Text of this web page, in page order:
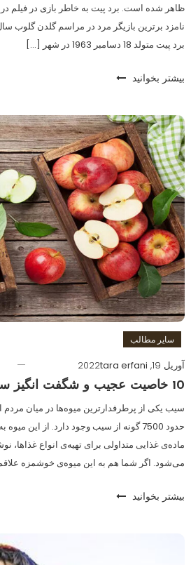
ظاهر شده است. برد پیت به خاطر بازی در فیلم
برد پیت متولد 18 دسامبر 1963 در شهر […]
بیشتر بخوانید
سایر مطالب
آوریل 19, 2022
tara erfani
10 خاصیت عجیب و شگفت انگیز سیب که نمیدانستید
سیب یکی از پرطرفدارترین میوه‌ها در میان
حدود 7500 گونه از سیب وجود دارد. از این
ماده‌ی غذایی متداولی برای تهیه‌ی انواع غذاها،
می‌شود. اگر شما هم به این میوه‌ی خوشمزه
بیشتر بخوانید